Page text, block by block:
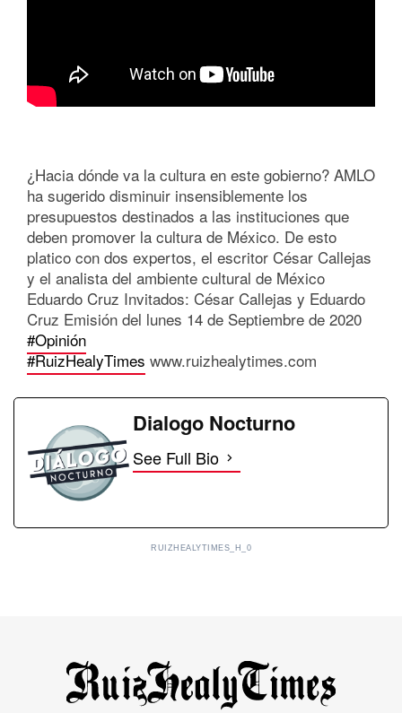
¿Hacia dónde va la cultura en este gobierno? AMLO
ha sugerido disminuir insensiblemente los
presupuestos destinados a las instituciones que
deben promover la cultura de México. De esto
platico con dos expertos, el escritor César Callejas
y el analista del ambiente cultural de México
Eduardo Cruz Invitados: César Callejas y Eduardo
Cruz Emisión del lunes 14 de Septiembre de 2020
#Opinión
#RuizHealyTimes www.ruizhealytimes.com
Dialogo Nocturno
See Full Bio
RUIZHEALYTIMES_H_0